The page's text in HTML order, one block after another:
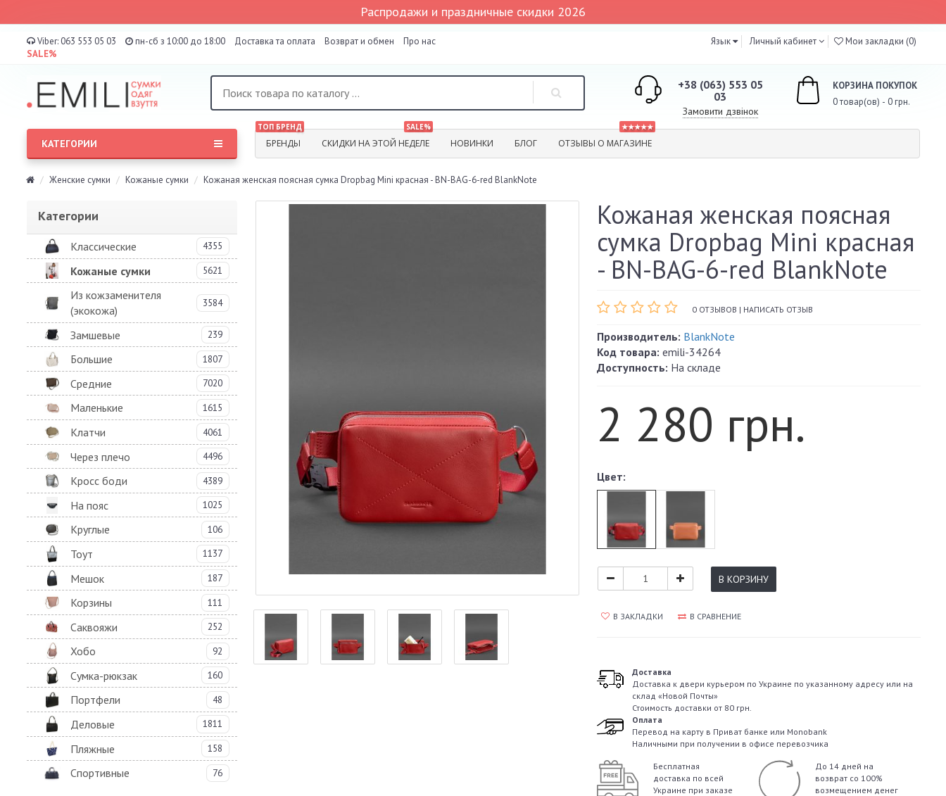
Распродажи и праздничные скидки 2026
Viber: 063 553 05 03 пн-сб з 10:00 до 18:00 Доставка та оплата Возврат и обмен
Про нас
SALE%
Язык Личный кабинет Мои закладки (0)
+38 (063) 553 05
03
Замовити дзвінок
КОРЗИНА ПОКУПОК
0 товар(ов) - 0 грн.
ТОП БРЕНД
БРЕНДЫ
SALE%
СКИДКИ НА ЭТОЙ НЕДЕЛЕ НОВИНКИ БЛОГ
★★★★★
ОТЗЫВЫ О МАГАЗИНЕ
КАТЕГОРИИ
Женские сумки Кожаные сумки Кожаная женская поясная сумка Dropbag Mini красная - BN-BAG-6-red BlankNote
Категории
Классические 4355
Кожаные сумки 5621
Из кожзаменителя
(экокожа)
3584
Замшевые 239
Большие 1807
Средние 7020
Маленькие 1615
Клатчи 4061
Через плечо 4496
Кросс боди 4389
На пояс 1025
Круглые 106
Тоут 1137
Мешок 187
Корзины 111
Саквояжи 252
Хобо 92
Сумка-рюкзак 160
Портфели 48
Деловые 1811
Пляжные 158
Спортивные 76
Кожаная женская поясная
сумка Dropbag Mini красная
- BN-BAG-6-red BlankNote
0 ОТЗЫВОВ | НАПИСАТЬ ОТЗЫВ
Производитель: BlankNote
Код товара: emili-34264
Доступность: На складе
2 280 грн.
Цвет:
В КОРЗИНУ
В ЗАКЛАДКИ В СРАВНЕНИЕ
Доставка
Доставка к двери курьером по Украине по указанному адресу или на
склад «Новой Почты»
Стоимость доставки от 80 грн.
Оплата
Перевод на карту в Приват банке или Monobank
Наличными при получении в офисе перевозчика
Бесплатная
доставка по всей
Украине при заказе
До 14 дней на
возврат со 100%
возмещением денег